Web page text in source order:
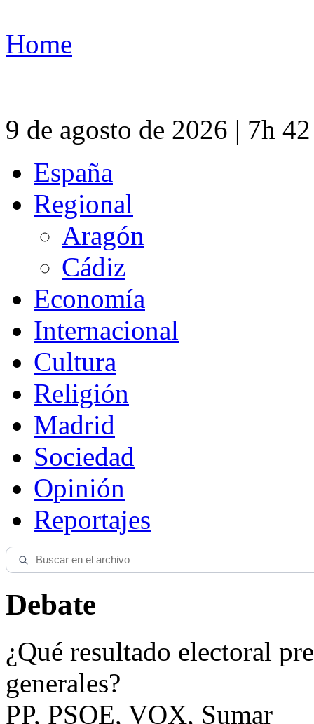
Home
9 de agosto de 2026 | 7h
España
Regional
Aragón
Cádiz
Economía
Internacional
Cultura
Religión
Madrid
Sociedad
Opinión
Reportajes
Debate
¿Qué resultado electoral
generales?
PP, PSOE, VOX, Sumar